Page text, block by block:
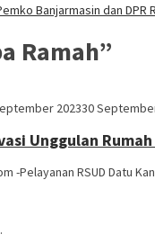
Banjarmasin dan DPR
Ramah”
202330
Unggulan
-Pelayanan RSUD Datu